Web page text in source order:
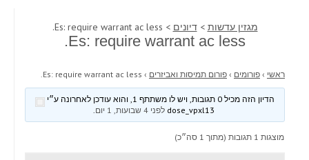
מגזין עדשות >דיונים > Es: require warrant ac less.
Es: require warrant ac less.
ראשי › פורומים › פורום תמיסות ואביזרים ›
Es: require warrant ac less.
הדיון הזה מכיל 0 תגובות, ויש לו משתתף 1, והוא עודכן לאחרונה ע״י
לפני 4 שבועות, 1 יום .
מוצגות 1 תגובות (מתוך 1 סה״כ)